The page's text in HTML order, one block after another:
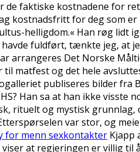
faktiske kostnadene for
kostnadsfritt for deg som
helligdom.« Han røg lidt
fuldført, tænkte jeg, at
arrangeres Det Norske
matfest og det hele
publiseres bilder
Han sa at han ikke
rituelt og mystisk
var stor, og
for menn sexkontakter Kjapp
at regjeringen er villig